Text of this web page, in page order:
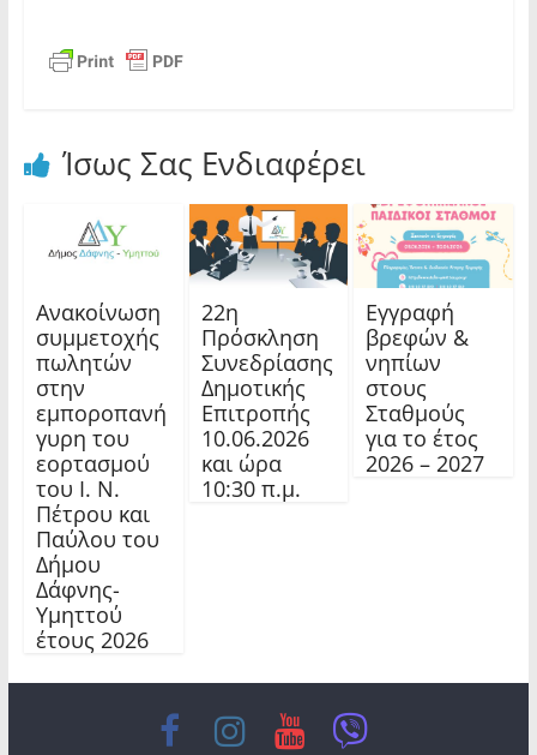
Ίσως Σας Ενδιαφέρει
Ανακοίνωση
συμμετοχής
πωλητών
στην
εμποροπανή
γυρη του
εορτασμού
του Ι. Ν.
Πέτρου και
Παύλου του
Δήμου
Δάφνης-
Υμηττού
έτους 2026
22η
Πρόσκληση
Συνεδρίασης
Δημοτικής
Επιτροπής
10.06.2026
και ώρα
10:30 π.μ.
Εγγραφή
βρεφών &
νηπίων
στους
Σταθμούς
για το έτος
2026 – 2027